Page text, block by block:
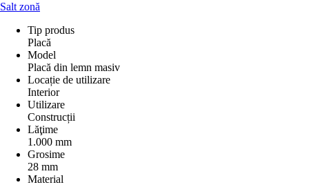
Salt zonă
Tip produs
Placă
Model
Placă din lemn masiv
Locație de utilizare
Interior
Utilizare
Construcții
Lăţime
1.000 mm
Grosime
28 mm
Material